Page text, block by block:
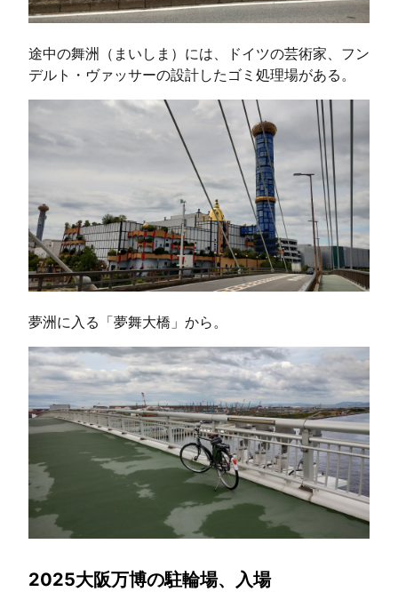
途中の舞洲（まいしま）には、ドイツの芸術家、フン
デルト・ヴァッサーの設計したゴミ処理場がある。
夢洲に入る「夢舞大橋」から。
2025大阪万博の駐輪場、入場